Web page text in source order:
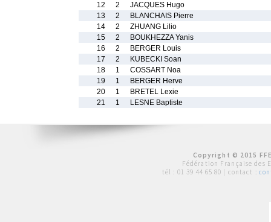
12
2
JACQUES Hugo
13
2
BLANCHAIS Pierre
14
2
ZHUANG Lilio
15
2
BOUKHEZZA Yanis
16
2
BERGER Louis
17
2
KUBECKI Soan
18
1
COSSART Noa
19
1
BERGER Herve
20
1
BRETEL Lexie
21
1 LESNE Baptiste
Copyright © 2015
Fédération Française des
tél : 01 39 44 65 80 | contact :